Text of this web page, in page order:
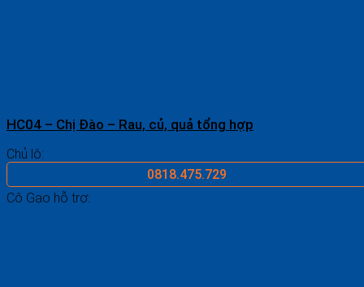
HC04 – Chị Đào – Rau, củ, quả tổng hợp
Chủ lô:
0818.475.729
Cô Gạo hỗ trợ: